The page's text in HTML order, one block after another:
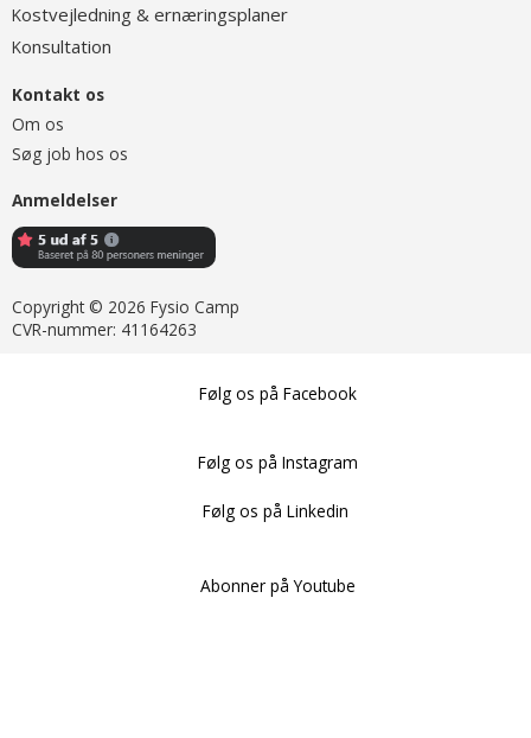
Kostvejledning & ernæringsplaner
Konsultation
Kontakt os
Om os
Søg job hos os
Anmeldelser
Copyright © 2026 Fysio Camp
CVR-nummer: 41164263
Følg os på Facebook
Følg os på Instagram
Følg os på Linkedin
Abonner på Youtube